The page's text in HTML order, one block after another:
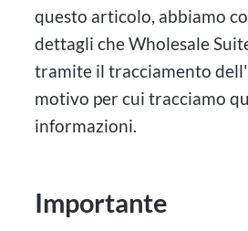
questo articolo, abbiamo
dettagli che Wholesale
tramite il tracciamento
motivo per cui tracciamo
informazioni.
Importante